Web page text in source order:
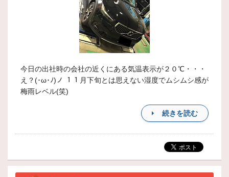
今日の出社時の会社の近くにある気温表示が２０℃・・・
え？(･ω･ﾉ)ノ １１月下旬とは思えない湿度でムシムシ感が
梅雨レベル(笑)
続きを読む